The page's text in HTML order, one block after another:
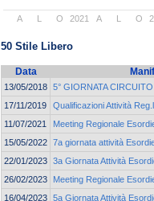
2021
A L O A L O
50 Stile Libero
Data
13/05/2018 5° GIORNATA
17/11/2019
Qualificazioni Attività
11/07/2021
Meeting Regionale
15/05/2022 7a giornata attività
22/01/2023 3a Giornata Attività
26/02/2023
Meeting Regionale
16/04/2023 5a Giornata Attività